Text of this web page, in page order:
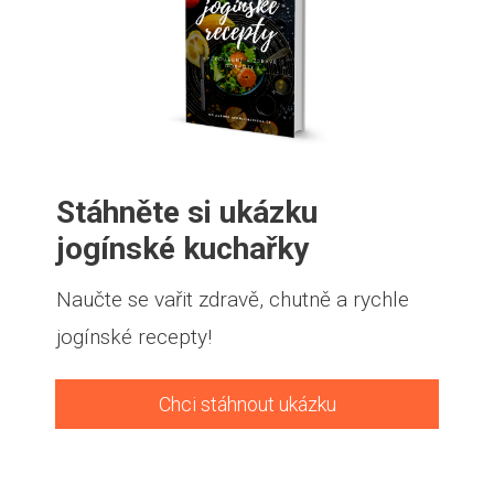
Stáhněte si ukázku
jogínské kuchařky
Naučte se vařit zdravě, chutně a rychle
jogínské recepty!
Chci stáhnout ukázku